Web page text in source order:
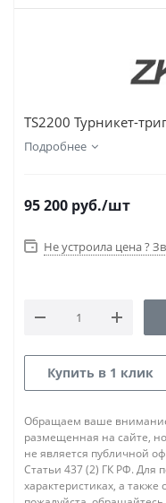
TS2200 Турникет-
Подробнее
95 200 руб./шт
Не устроила цена ?
Купить в 1 клик
Обращаем ваше
размещенная на сайте,
не является публичной
Статьи 437 (2) ГК РФ. Для
характеристиках, а также